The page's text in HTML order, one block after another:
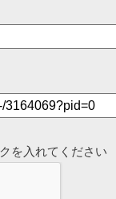
を入れてください